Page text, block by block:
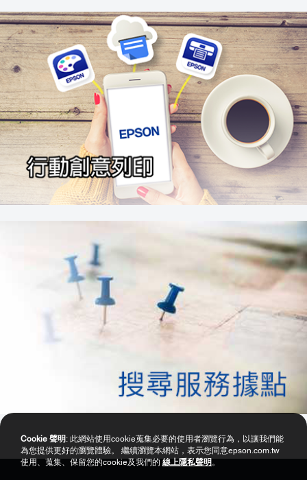
Cookie 聲明 : 此網站使用cookie蒐集必要的使用者瀏覽行為，以讓我們能
為您提供更好的瀏覽體驗。 繼續瀏覽本網站，表示您同意epson.com.tw
使用、蒐集、保留您的cookie及我們的 線上隱私聲明 。